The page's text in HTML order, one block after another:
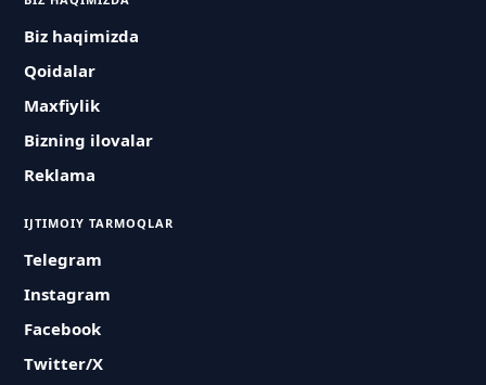
Biz haqimizda
Qoidalar
Maxfiylik
Bizning ilovalar
Reklama
IJTIMOIY TARMOQLAR
Telegram
Instagram
Facebook
Twitter/X